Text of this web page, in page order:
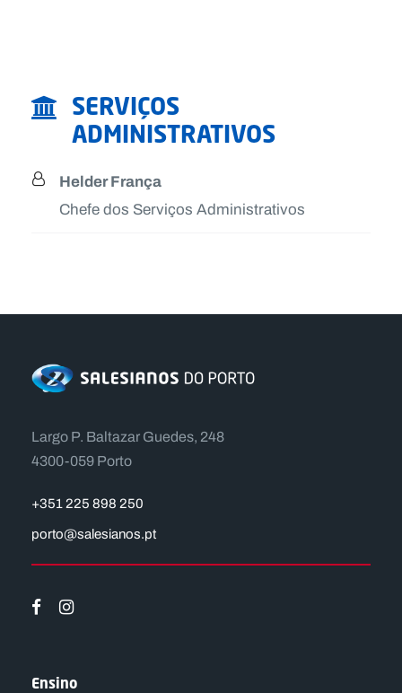
SERVIÇOS
ADMINISTRATIVOS
Helder França
Chefe dos Serviços Administrativos
Largo P. Baltazar Guedes, 248
4300-059 Porto
+351 225 898 250
porto@salesianos.pt
Ensino